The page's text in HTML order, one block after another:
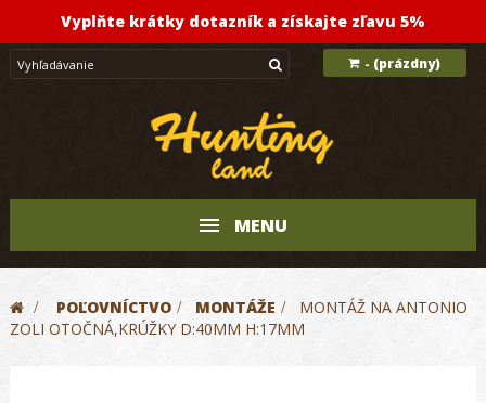
Vyplňte krátky dotazník a získajte zľavu 5%
- (prázdny)
MENU
> POĽOVNÍCTVO > MONTÁŽE >
MONTÁŽ NA ANTONIO
ZOLI OTOČNÁ,KRÚŽKY D:40MM H:17MM